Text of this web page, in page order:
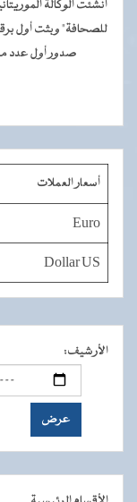
للصحافة" وبثت أول
صدور أول عدد
أسعار العملات
Euro
Dollar US
الأرشيف: